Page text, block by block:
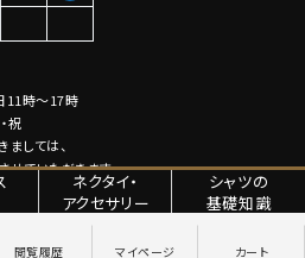
ネクタイ・
アクセサリー
シャツの
基礎知識
11時～17時
祝
しては、
せていただきます。
プライバシーポリシー